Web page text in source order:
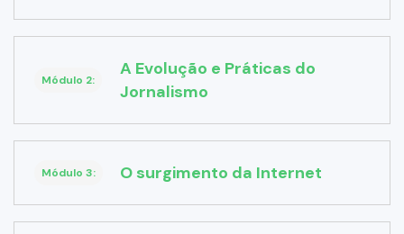
Módulo 2:
A Evolução e Práticas do
Jornalismo
Módulo 3: O surgimento da Internet